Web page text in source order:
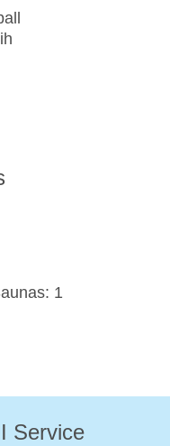
1
Service